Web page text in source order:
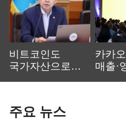
비트코인도
국가자산으로…'
카카
매출·
주요 뉴스